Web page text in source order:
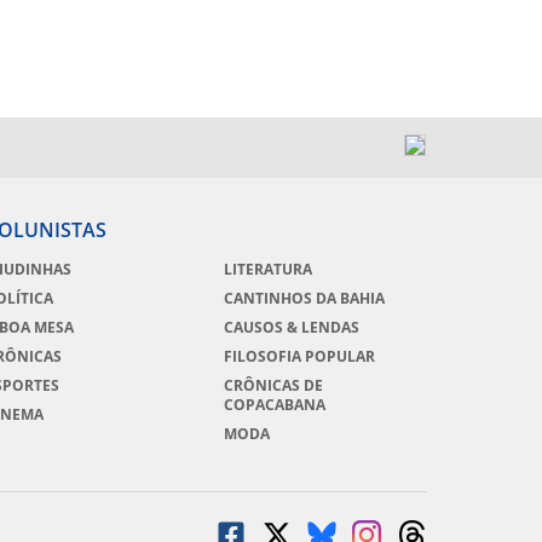
MESA
LITERATURA
CANTINHOS DA BAHIA
CAUSOS & LENDAS
FILOSOFIA POPULAR
CRÔNICAS DE
COPACABANA
MODA